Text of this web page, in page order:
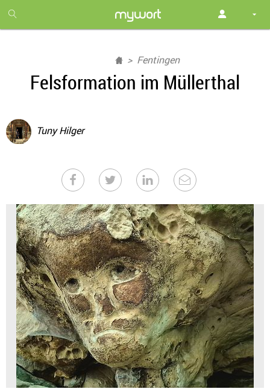
month
free
Fentingen
Felsformation im Müllerthal
Tuny Hilger